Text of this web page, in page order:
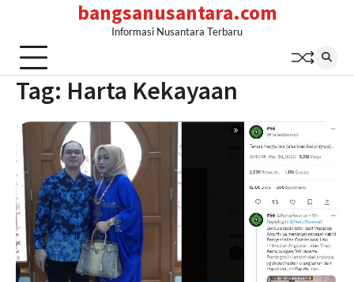
content
bangsanusantara.com
Informasi Nusantara Terbaru
Tag: Harta Kekayaan